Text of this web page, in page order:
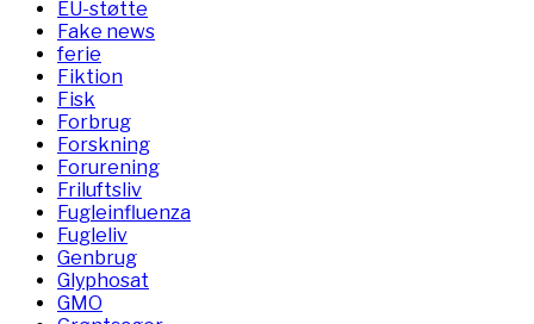
EU-støtte
Fake news
ferie
Fiktion
Fisk
Forbrug
Forskning
Forurening
Friluftsliv
Fugleinfluenza
Fugleliv
Genbrug
Glyphosat
GMO